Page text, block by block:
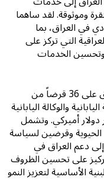
وموثوقة. لقد ساهما
في العراق، بما
التي تركز على
وتحسين الخدمات
ودعماً لإعادة الإعمار والتنمية، حصل العراق على 36 قرضاً من
والوكالة اليابانية
بلغ مجموعها نحو 11 مليار دولار أميركي. وتشمل
الحيوية وقرضين لسياسة
دعم العراق في
على تحسين الظروف
الأساسية لتعزيز النمو